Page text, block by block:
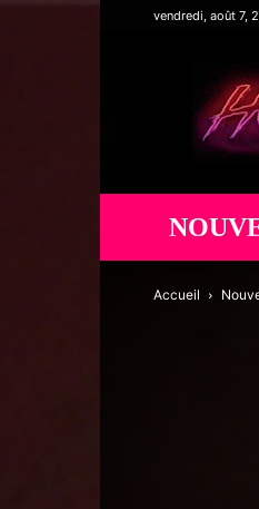
vendredi, août 7,
Accueil